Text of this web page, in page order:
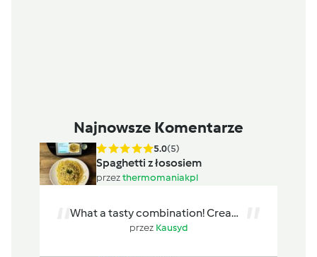
Najnowsze Komentarze
5.0(5)
Spaghetti z łososiem
przezthermomaniakpl
What a tasty combination! Creamy
salmon pasta is perfect for a
przez Kausyd